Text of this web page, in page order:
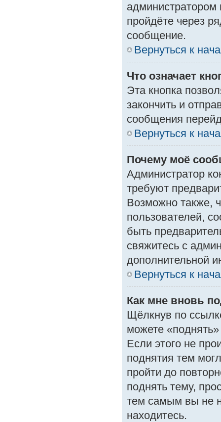
пройдёте через
сообщение.
Вернуться к
Что означает
Эта кнопка
закончить и
сообщения
Вернуться к
Почему моё
Администратор
требуют
Возможно также,
пользователей,
быть
свяжитесь с
дополнительной
Вернуться к
Как мне вновь
Щёлкнув по
можете
Если этого не
поднятия тем
пройти до
поднять тему,
тем самым вы не
находитесь.